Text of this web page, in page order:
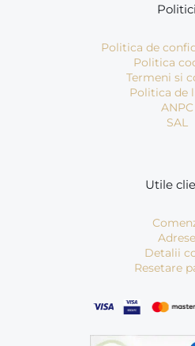
Politici
Politica de
Politica
Termeni si
Politica de
ANPC
SAL
Utile
Adrese
Detalii
Resetare